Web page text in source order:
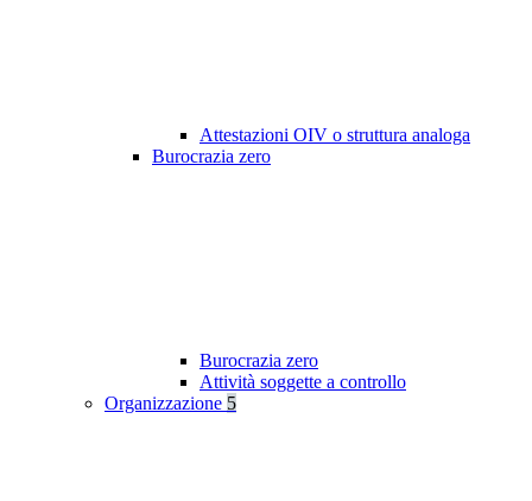
Attestazioni OIV o struttura analoga
Burocrazia zero
Burocrazia zero
Attività soggette a controllo
Organizzazione 5